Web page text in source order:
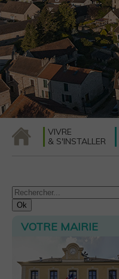
VIVRE
& S'INSTALLER
VOTRE MAIRIE